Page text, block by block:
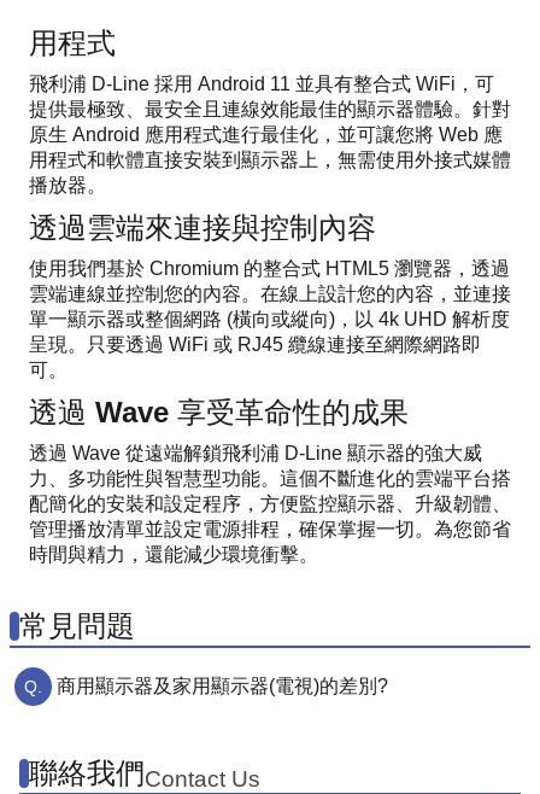
用程式
飛利浦 D-Line 採用 Android 11 並具有整合式 WiFi，可
提供最極致、最安全且連線效能最佳的顯示器體驗。針對
原生 Android 應用程式進行最佳化，並可讓您將 Web 應
用程式和軟體直接安裝到顯示器上，無需使用外接式媒體
播放器。
透過雲端來連接與控制內容
使用我們基於 Chromium 的整合式 HTML5 瀏覽器，透過
雲端連線並控制您的內容。在線上設計您的內容，並連接
單一顯示器或整個網路 (橫向或縱向)，以 4k UHD 解析度
呈現。只要透過 WiFi 或 RJ45 纜線連接至網際網路即
可。
透過 Wave 享受革命性的成果
透過 Wave 從遠端解鎖飛利浦 D-Line 顯示器的強大威
力、多功能性與智慧型功能。這個不斷進化的雲端平台搭
配簡化的安裝和設定程序，方便監控顯示器、升級韌體、
管理播放清單並設定電源排程，確保掌握一切。為您節省
時間與精力，還能減少環境衝擊。
常見問題
商用顯示器及家用顯示器(電視)的差別?
聯絡我們Contact Us